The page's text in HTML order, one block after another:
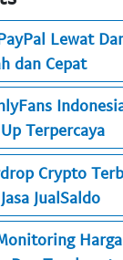
Lewat
dan Cepat
Up Terpercaya
Crypto
JualSaldo
Harga